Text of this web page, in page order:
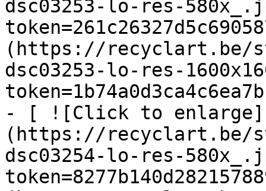
dsc03253-lo-res-
(https://recyclart.be/
dsc03253-lo-res-
- [ ![Click to enlarge]
(https://recyclart.be/
dsc03254-lo-res-